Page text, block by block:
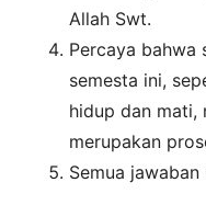
Allah Swt.
Percaya bahwa
semesta ini,
hidup dan mati,
merupakan
Semua jawaban